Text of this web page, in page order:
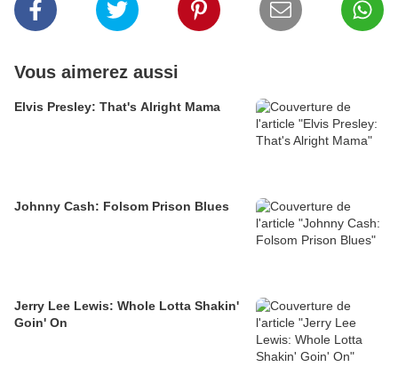
Vous aimerez aussi
Elvis Presley: That's Alright Mama
Johnny Cash: Folsom Prison Blues
Jerry Lee Lewis: Whole Lotta Shakin'
Goin' On